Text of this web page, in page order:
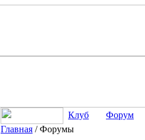
Клуб
Форум
Главная /Форумы